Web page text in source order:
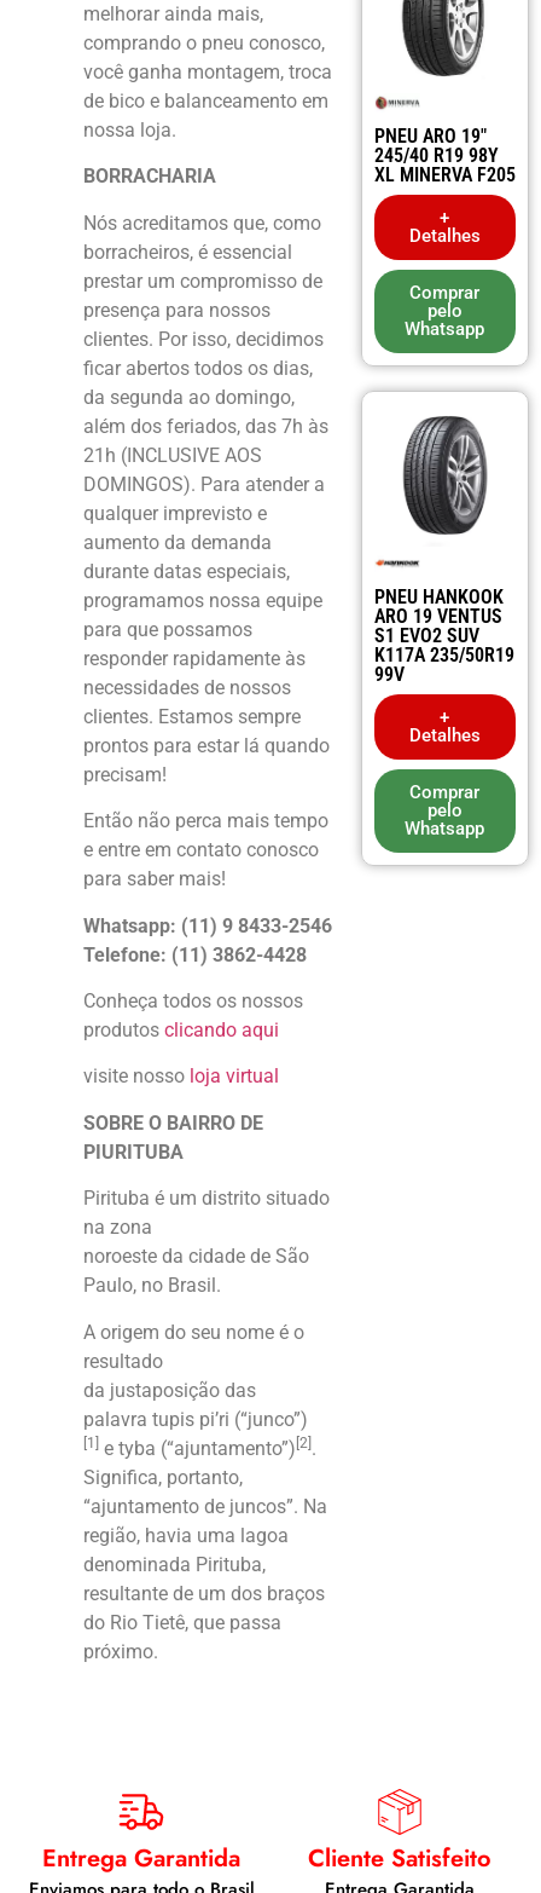
melhorar ainda mais,
comprando o pneu conosco,
você ganha montagem, troca
de bico e balanceamento em
nossa loja.
BORRACHARIA
Nós acreditamos que, como
borracheiros, é essencial
prestar um compromisso de
presença para nossos
clientes. Por isso, decidimos
ficar abertos todos os dias,
da segunda ao domingo,
além dos feriados, das 7h às
21h (INCLUSIVE AOS
DOMINGOS). Para atender a
qualquer imprevisto e
aumento da demanda
durante datas especiais,
programamos nossa equipe
para que possamos
responder rapidamente às
necessidades de nossos
clientes. Estamos sempre
prontos para estar lá quando
precisam!
Então não perca mais tempo
e entre em contato conosco
para saber mais!
Whatsapp: (11) 9 8433-2546
Telefone: (11) 3862-4428
Conheça todos os nossos
produtosclicando aqui
visite nosso loja virtual
SOBRE O BAIRRO DE
PIURITUBA
Pirituba é um distrito situado
na zona
noroeste da cidade de São
Paulo, no Brasil.
A origem do seu nome é o
resultado
da justaposição das
palavra tupis pi’ri (“junco”)
[1] etyba (“ajuntamento”) [2] .
Significa, portanto,
“ajuntamento de juncos”. Na
região, havia uma lagoa
denominada Pirituba,
resultante de um dos braços
do Rio Tietê, que passa
próximo.
PNEU ARO 19″
245/40 R19 98Y
XL MINERVA F205
+
Detalhes
Comprar
pelo
Whatsapp
PNEU HANKOOK
ARO 19 VENTUS
S1 EVO2 SUV
K117A 235/50R19
99V
+
Detalhes
Comprar
pelo
Whatsapp
Entrega Garantida Cliente Satisfeito